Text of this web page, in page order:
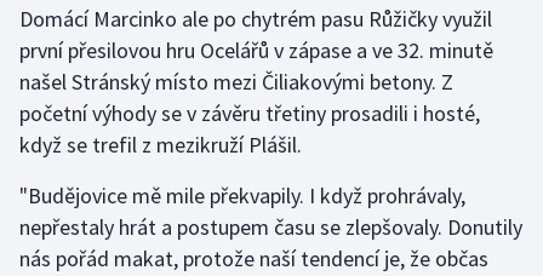
Ostatní
Domácí Marcinko ale po chytrém pasu Růžičky využil
první přesilovou hru Ocelářů v zápase a ve 32. minutě
našel Stránský místo mezi Čiliakovými betony. Z
početní výhody se v závěru třetiny prosadili i hosté,
když se trefil z mezikruží Plášil.
"Budějovice mě mile překvapily. I když prohrávaly,
nepřestaly hrát a postupem času se zlepšovaly. Donutily
nás pořád makat, protože naší tendencí je, že občas